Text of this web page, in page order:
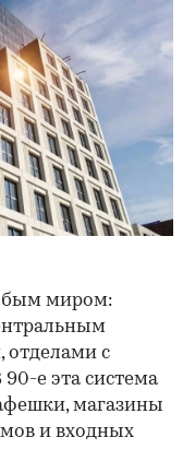
миром:
отделами с
е эта система
магазины
и входных